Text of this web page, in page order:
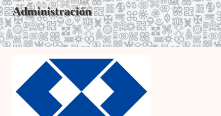
Administración